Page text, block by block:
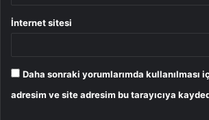
İnternet sitesi
Daha sonraki yorumlarımda kullanılması
adresim ve site adresim bu tarayıcıya